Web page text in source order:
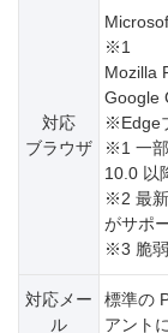
対応
ブラウザ
※1
Mozilla
※Edge
※1 一
10.0 以
※2 最
がサポ
※3 脆弱
対応メー
ル
標準の
アント